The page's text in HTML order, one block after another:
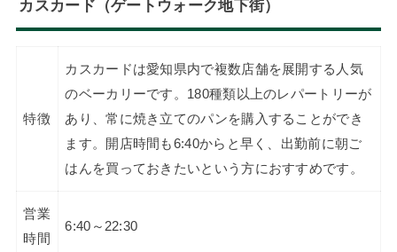
カスカード（ゲートウォーク地下街）
特徴
カスカードは愛知県内で複数店舗を展開する人気
のベーカリーです。180種類以上のレパートリーが
あり、常に焼き立てのパンを購入することができ
ます。開店時間も6:40からと早く、出勤前に朝ご
はんを買っておきたいという方におすすめです。
営業
時間
6:40～22:30